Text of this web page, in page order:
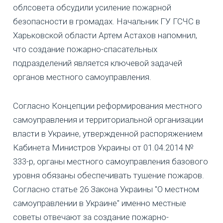
облсовета обсудили усиление пожарной
безопасности в громадах. Начальник ГУ ГСЧС в
Харьковской области Артем Астахов напомнил,
что создание пожарно-спасательных
подразделений является ключевой задачей
органов местного самоуправления.
Согласно Концепции реформирования местного
самоуправления и территориальной организации
власти в Украине, утвержденной распоряжением
Кабинета Министров Украины от 01.04.2014 №
333-р, органы местного самоуправления базового
уровня обязаны обеспечивать тушение пожаров.
Согласно статье 26 Закона Украины "О местном
самоуправлении в Украине" именно местные
советы отвечают за создание пожарно-